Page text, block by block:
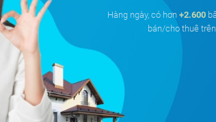
chung cư Vinhomes West Point
Hàng ngày, có hơn +2.600
bán/cho thuê